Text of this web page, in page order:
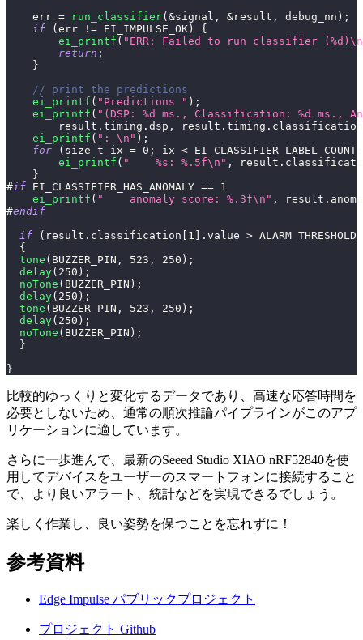
    err
= run_classifier( &signal , &result , debug_nn ) ;
if
( err != EI_IMPULSE_OK )
{
ei_printf ( "ERR: Failed to run classifier
return ;
}
// print the predictions
ei_printf ( "Predictions " ) ;
ei_printf ( "(DSP: %d ms., Classification: %d ms.,
        result
. timing . dsp , result . timing . classification
ei_printf ( ": \n" ) ;
for
( size_t ix = 0 ; ix < EI_CLASSIFIER_LABEL_COUNT
ei_printf ( "    %s: %.5f\n" , result .
}
#if EI_CLASSIFIER_HAS_ANOMALY == 1
ei_printf ( "    anomaly score: %.3f\n" , result .
#endif
if
( result . classification 1 . value > ALARM_THRESHOLD
{
tone ( BUZZER_PIN , 523 , 250 ) ;
delay( 250 ) ;
noTone ( BUZZER_PIN ) ;
delay( 250 ) ;
tone ( BUZZER_PIN , 523 , 250 ) ;
delay( 250 ) ;
noTone ( BUZZER_PIN ) ;
}
}
比較的ゆっくりと変化するデータであり、高速な応答時間を
必要としないため、通常の順次推論パイプラインがこのアプ
リケーションに適しています。
さらに一歩進んで、最新のSeeed Studio XIAO nRF52840を使
用してデバイスをユーザーのスマートフォンに接続すること
で、より良いアラート、統計などを実現できるでしょう。
楽しく作業し、良い姿勢を保つことを忘れずに！
参考資料
Edge Impulse パブリックプロジェクト
プロジェクト Github